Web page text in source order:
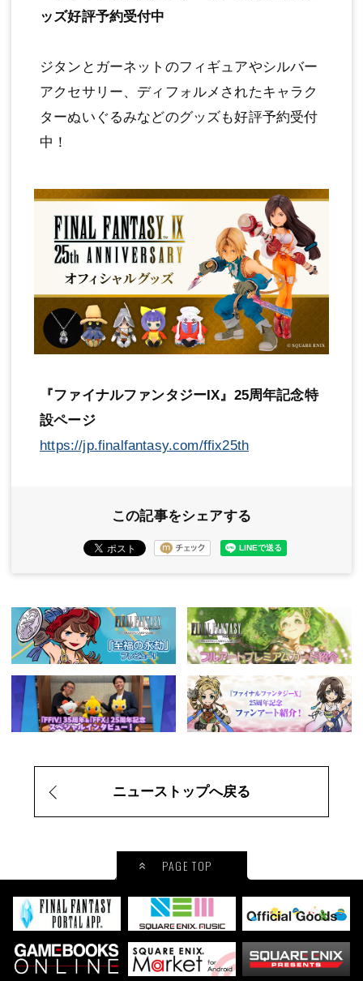
ッズ好評予約受付中
ジタンとガーネットのフィギュアやシルバー
アクセサリー、ディフォルメされたキャラク
ターぬいぐるみなどのグッズも好評予約受付
中！
『ファイナルファンタジーIX』25周年記念特
設ページ
https://jp.finalfantasy.com/ffix25th
この記事をシェアする
ニューストップへ戻る
PAGE TOP